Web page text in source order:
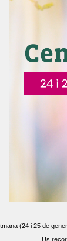
(24 i 25 de
Us